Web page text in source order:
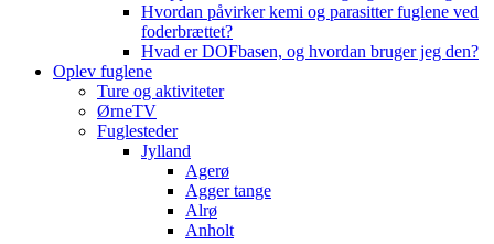
Hvordan påvirker kemi og parasitter fuglene ved
foderbrættet?
Hvad er DOFbasen, og hvordan bruger jeg den?
Oplev fuglene
Ture og aktiviteter
ØrneTV
Fuglesteder
Jylland
Agerø
Agger tange
Alrø
Anholt